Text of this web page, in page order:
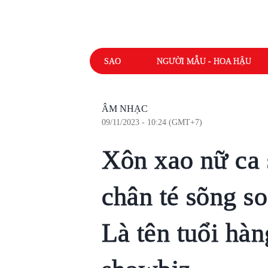
SAO NGƯỜI MẪU - HOA HẬU
ÂM NHẠC
09/11/2023 - 10:24 (GMT+7)
Xôn xao nữ
chân té sõng
Là tên tuổi